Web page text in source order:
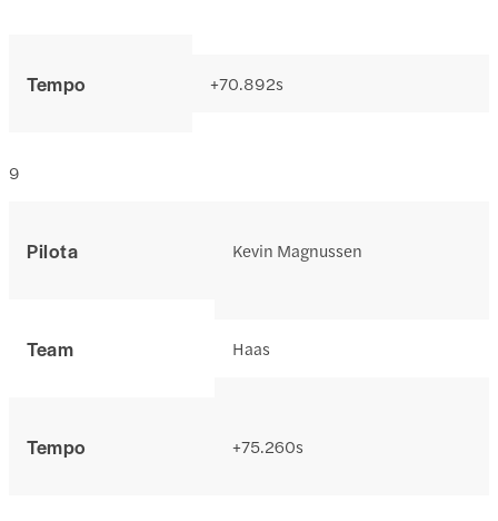
Tempo +70.892s
Pilota
Team
Tempo
9
Kevin Magnussen
Haas
+75.260s